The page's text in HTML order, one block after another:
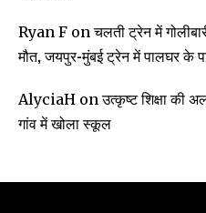
Ryan F onचलती ट्रेन में
मौत, जयपुर-मुंबई ट्रेन में पालघर के
AlyciaH onउत्कृष्ट शिक्षा की
गांव में खोला स्कूल